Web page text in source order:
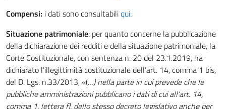
Compensi: i dati sono consultabiliqui.
Situazione patrimoniale: per quanto concerne la pubblicazione
della dichiarazione dei redditi e della situazione patrimoniale, la
Corte Costituzionale, con sentenza n. 20 del 23.1.2019, ha
dichiarato l’illegittimità costituzionale dell’art. 14, comma 1 bis,
del D. Lgs. n.33/2013, «(…) nella parte in cui prevede che le
pubbliche amministrazioni pubblicano i dati di cui all’art. 14,
comma 1, lettera f), dello stesso decreto legislativo anche per